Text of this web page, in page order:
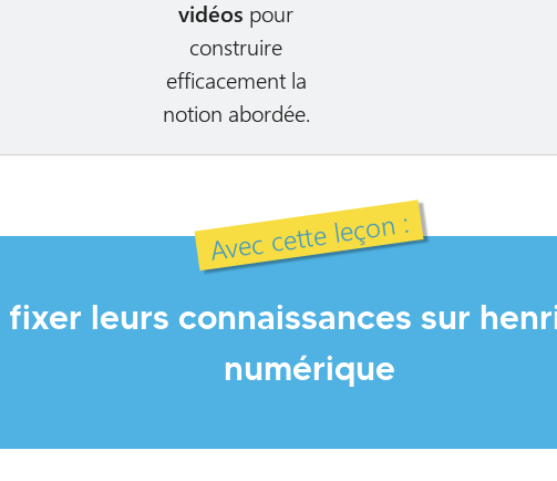
vidéos pour
construire
efficacement la
notion abordée.
Avec cette leçon :
leurs connaissances sur
numérique